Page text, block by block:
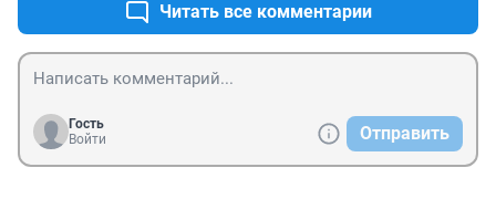
Читать все комментарии
Гость
Войти
Отправить